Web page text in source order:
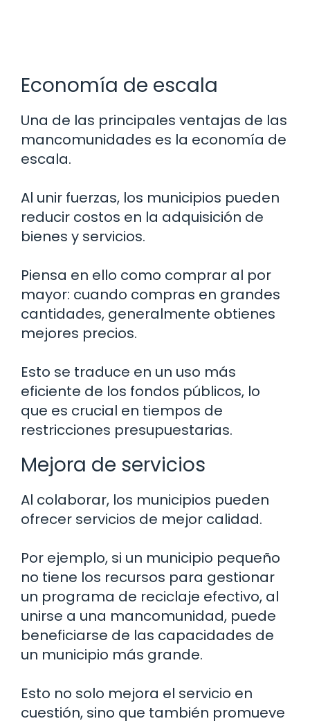
Economía de escala
Una de las principales ventajas de las
mancomunidades es la economía de
escala.
Al unir fuerzas, los municipios pueden
reducir costos en la adquisición de
bienes y servicios.
Piensa en ello como comprar al por
mayor: cuando compras en grandes
cantidades, generalmente obtienes
mejores precios.
Esto se traduce en un uso más
eficiente de los fondos públicos, lo
que es crucial en tiempos de
restricciones presupuestarias.
Mejora de servicios
Al colaborar, los municipios pueden
ofrecer servicios de mejor calidad.
Por ejemplo, si un municipio pequeño
no tiene los recursos para gestionar
un programa de reciclaje efectivo, al
unirse a una mancomunidad, puede
beneficiarse de las capacidades de
un municipio más grande.
Esto no solo mejora el servicio en
cuestión, sino que también promueve